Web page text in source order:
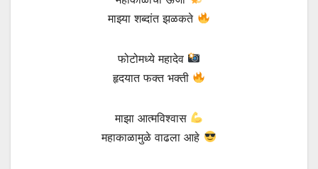
माझ्या शब्दांत झळकते
फोटोमध्ये महादेव
हृदयात फक्त भक्ती
माझा आत्मविश्वास
महाकाळामुळे वाढला आहे